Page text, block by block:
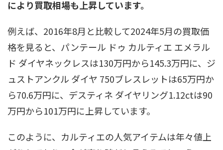
により買取相場も上昇しています。
例えば、2016年8月と比較して2024年5月の買取価
格を見ると、パンテール ドゥ カルティエ エメラル
ド ダイヤネックレスは130万円から145.3万円に、ジ
ュストアンクル ダイヤ 750ブレスレットは65万円か
ら70.6万円に、デスティネ ダイヤリング1.12ctは90
万円から101万円に上昇しています。
このように、カルティエの人気アイテムは年々値上